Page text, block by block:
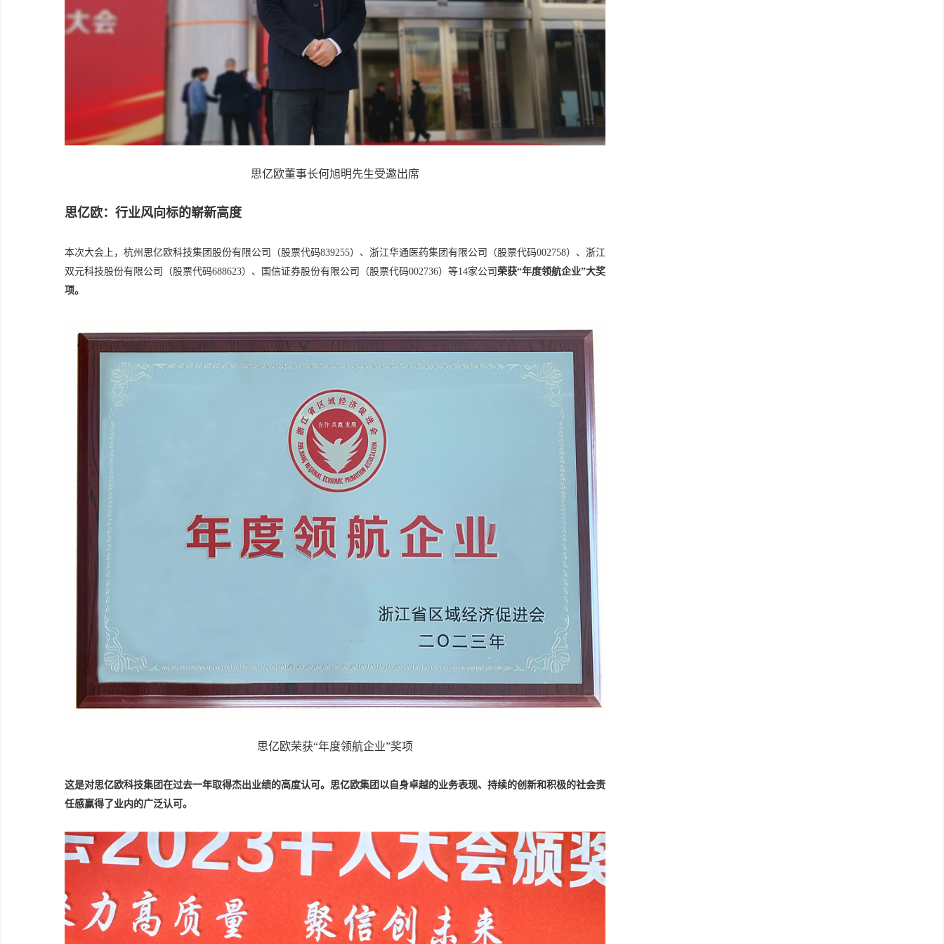
思亿欧董事长何旭明先生受邀出席
思亿欧：行业风向标的崭新高度
本次大会上，杭州思亿欧科技集团股份有限公司（股票代码839255）、浙江华通医药集团有限公司（股票代码002758）、浙江
双元科技股份有限公司（股票代码688623）、国信证券股份有限公司（股票代码002736）等14家公司 荣获“年度领航企业”大奖
项。
思亿欧荣获“年度领航企业”奖项
这是对思亿欧科技集团在过去一年取得杰出业绩的高度认可。思亿欧集团以自身卓越的业务表现、持续的创新和积极的社会责
任感赢得了业内的广泛认可。